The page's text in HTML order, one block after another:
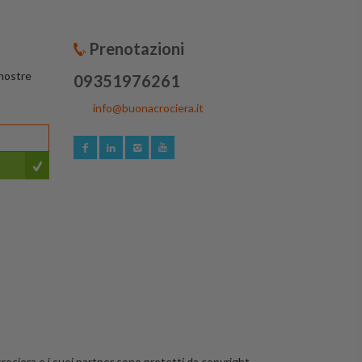
Prenotazioni
09351976261
info@buonacrociera.it